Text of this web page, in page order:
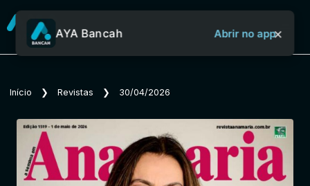
Sobre o Aya Bancah
AYA Bancah Abrir no app×
Início ❯ Revistas ❯ 30/04/2026